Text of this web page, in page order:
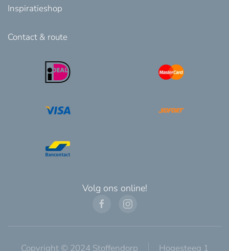
Inspiratieshop
Contact & route
Volg ons online!
Copyright © 2024 Stoffendorp
Hogesteeg 1